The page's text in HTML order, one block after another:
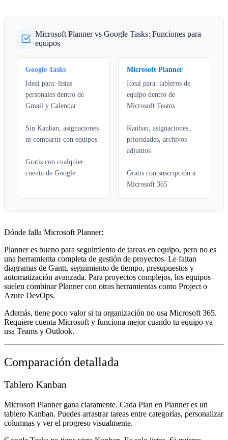
Microsoft Planner vs Google Tasks: Funciones para
equipos
Google Tasks
Ideal para: listas
personales dentro de
Gmail y Calendar
Sin Kanban, asignaciones
ni compartir con equipos
Gratis con cualquier
cuenta de Google
Microsoft Planner
Ideal para: tableros de
equipo dentro de
Microsoft Teams
Kanban, asignaciones,
prioridades, archivos
adjuntos
Gratis con suscripción a
Microsoft 365
Dónde falla Microsoft Planner:
Planner es bueno para seguimiento de tareas en equipo, pero no es
una herramienta completa de gestión de proyectos. Le faltan
diagramas de Gantt, seguimiento de tiempo, presupuestos y
automatización avanzada. Para proyectos complejos, los equipos
suelen combinar Planner con otras herramientas como Project o
Azure DevOps.
Además, tiene poco valor si tu organización no usa Microsoft 365.
Requiere cuenta Microsoft y funciona mejor cuando tu equipo ya
usa Teams y Outlook.
Comparación detallada
Tablero Kanban
Microsoft Planner gana claramente. Cada Plan en Planner es un
tablero Kanban. Puedes arrastrar tareas entre categorías, personalizar
columnas y ver el progreso visualmente.